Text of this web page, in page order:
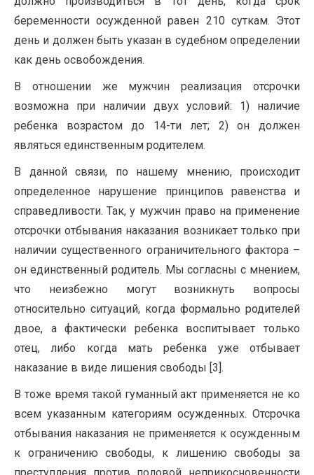
беременности осужденной равен 210 суткам. Этот
день и должен быть указан в судебном определении
как день освобождения.
В отношении же мужчин реализация отсрочки
возможна при наличии двух условий: 1) наличие
ребенка возрастом до 14-ти лет; 2) он должен
являться единственным родителем.
В данной связи, по нашему мнению, происходит
определенное нарушение принципов равенства и
справедливости. Так, у мужчин право на применение
отсрочки отбывания наказания возникает только при
наличии существенного ограничительного фактора –
он единственный родитель. Мы согласны с мнением,
что неизбежно могут возникнуть вопросы
относительно ситуаций, когда формально родителей
двое, а фактически ребенка воспитывает только
отец, либо когда мать ребенка уже отбывает
наказание в виде лишения свободы [3].
В тоже время такой гуманный акт применяется не ко
всем указанным категориям осужденных. Отсрочка
отбывания наказания не применяется к осужденным
к ограничению свободы, к лишению свободы за